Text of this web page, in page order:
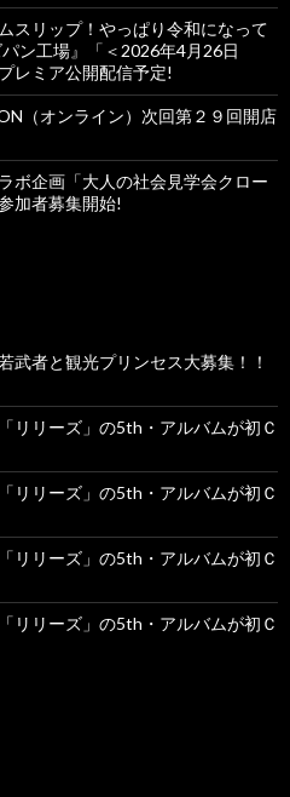
リップ！やっぱり令和になって
ン工場』「＜2026年4月26日
レミア公開配信予定!
（オンライン）次回第２９回開店
企画「大人の社会見学会クロー
加者募集開始!
者と観光プリンセス大募集！！
リーズ」の5th・アルバムが初Ｃ
リーズ」の5th・アルバムが初Ｃ
リーズ」の5th・アルバムが初Ｃ
リーズ」の5th・アルバムが初Ｃ